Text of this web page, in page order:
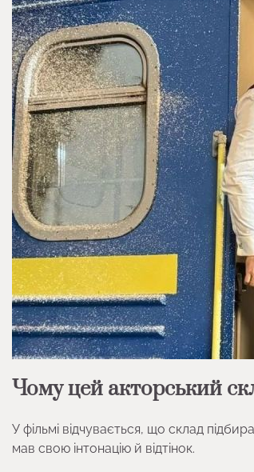
Чому цей акторський
У фільмі відчувається, що склад
мав свою інтонацію й відтінок.